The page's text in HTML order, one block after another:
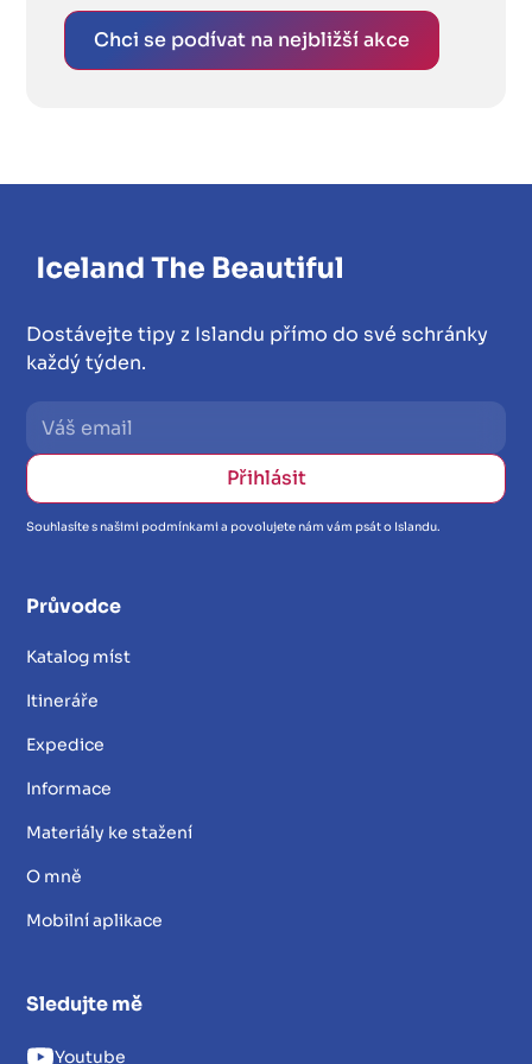
Chci se podívat na nejbližší akce
Dostávejte tipy z Islandu přímo do své schránky
každý týden.
Souhlasíte s našimi podmínkami a povolujete nám vám psát o Islandu.
Průvodce
Katalog míst
Itineráře
Expedice
Informace
Materiály ke stažení
O mně
Mobilní aplikace
Sledujte mě
Youtube